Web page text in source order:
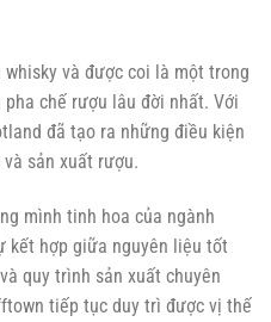
và được coi là một trong
chế rượu lâu đời nhất. Với
đã tạo ra những điều kiện
sản xuất rượu.
mình tinh hoa của ngành
kết hợp giữa nguyên liệu tốt
quy trình sản xuất chuyên
tiếp tục duy trì được vị thế